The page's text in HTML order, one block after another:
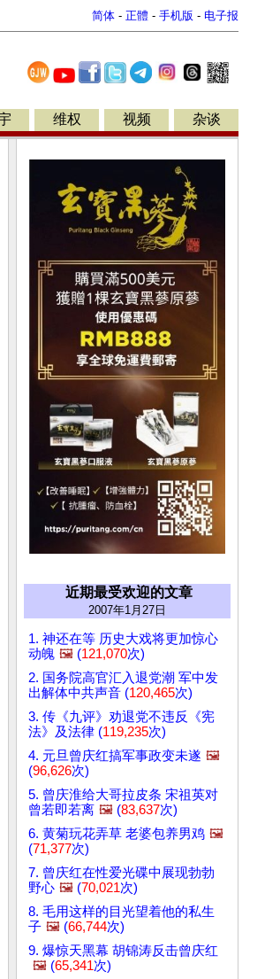
简体 - 正體 - 手机版 - 电子报
维权 视频 杂谈
近期最受欢迎的文章
2007年1月27日
1. 神还在等 历史大戏将更加惊心
动魄 🖼️ (121,070次)
2. 国务院高官汇入退党潮 军中发
出解体中共声音 (120,465次)
3. 传《九评》劝退党不违反《宪
法》及法律 (119,235次)
4. 元旦曾庆红搞军事政变未遂 🖼️
(96,626次)
5. 曾庆淮给大哥拉皮条 宋祖英对
曾若即若离 🖼️ (83,637次)
6. 黄菊玩花弄草 老婆包养男鸡 🖼️
(71,377次)
7. 曾庆红在性爱光碟中展现勃勃
野心 🖼️ (70,021次)
8. 毛用这样的目光望着他的私生
子 🖼️ (66,744次)
9. 爆惊天黑幕 胡锦涛反击曾庆红
🖼️ (65,341次)